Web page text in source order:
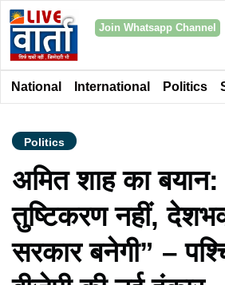
Join Whatsapp Channel
National International Politics
Politics
अमित शाह का
तुष्टिकरण नहीं,
सरकार बनेगी” –